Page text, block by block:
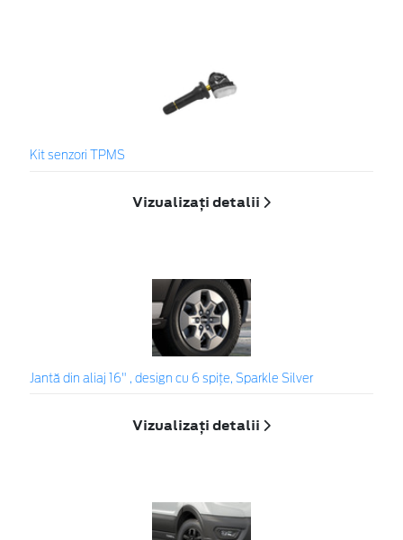
Kit senzori TPMS
Vizualizați detalii
Jantă din aliaj 16" , design cu 6 spițe, Sparkle Silver
Vizualizați detalii